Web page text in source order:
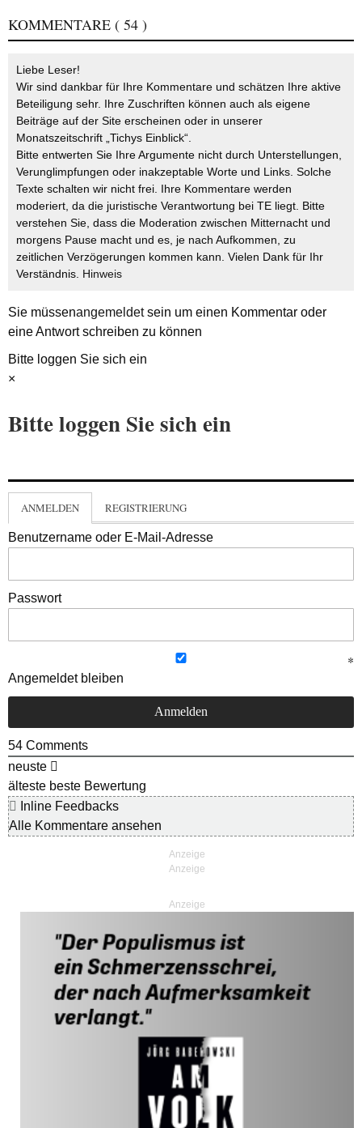
KOMMENTARE ( 54 )
Liebe Leser!
Wir sind dankbar für Ihre Kommentare und schätzen Ihre aktive
Beteiligung sehr. Ihre Zuschriften können auch als eigene
Beiträge auf der Site erscheinen oder in unserer
Monatszeitschrift „Tichys Einblick“.
Bitte entwerten Sie Ihre Argumente nicht durch Unterstellungen,
Verunglimpfungen oder inakzeptable Worte und Links. Solche
Texte schalten wir nicht frei. Ihre Kommentare werden
moderiert, da die juristische Verantwortung bei TE liegt. Bitte
verstehen Sie, dass die Moderation zwischen Mitternacht und
morgens Pause macht und es, je nach Aufkommen, zu
zeitlichen Verzögerungen kommen kann. Vielen Dank für Ihr
Verständnis. Hinweis
Sie müssenangemeldetsein um einen Kommentar oder
eine Antwort schreiben zu können
Bitte loggen Sie sich ein
×
Bitte loggen Sie sich ein
ANMELDEN REGISTRIERUNG
Benutzername oder E-Mail-Adresse
Passwort
Angemeldet bleiben
54 Comments
neuste
älteste beste Bewertung
Inline Feedbacks
Alle Kommentare ansehen
Anzeige